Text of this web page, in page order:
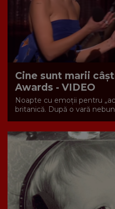
Cine sunt marii
Awards - VIDEO
Noapte cu emoții pentru
britanică. După o vară